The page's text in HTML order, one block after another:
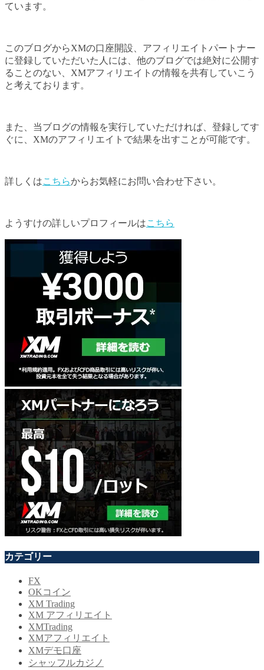
ています。
このブログからXMの口座開設、アフィリエイトパートナー
に登録していただいた人には、他のブログでは絶対に公開す
ることのない、XMアフィリエイトの情報を共有していこう
と考えております。
また、当ブログの情報を実行していただければ、登録してす
ぐに、XMのアフィリエイトで結果を出すことが可能です。
詳しくはこちらからお気軽にお問い合わせ下さい。
ようすけの詳しいプロフィールはこちら
カテゴリー
FX
OKコイン
XM Trading
XM アフィリエイト
XMTrading
XMアフィリエイト
XMデモ口座
シャッフルカジノ